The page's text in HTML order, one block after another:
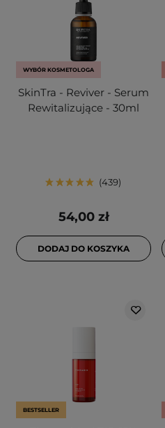
WYBÓR KOSMETOLOGA
SkinTra - Reviver - Serum
Rewitalizujące - 30ml
439
54,00 zł
DODAJ DO KOSZYKA
BESTSELLER